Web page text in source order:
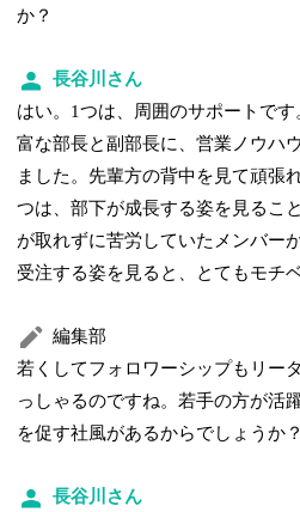
か？
長谷川さん
はい。1つは、周囲のサポートで
富な部長と副部長に、営業ノウハ
ました。先輩方の背中を見て頑張
つは、部下が成長する姿を見るこ
が取れずに苦労していたメンバー
受注する姿を見ると、とてもモチ
編集部
若くしてフォロワーシップもリー
っしゃるのですね。若手の方が活
を促す社風があるからでしょうか？
長谷川さん